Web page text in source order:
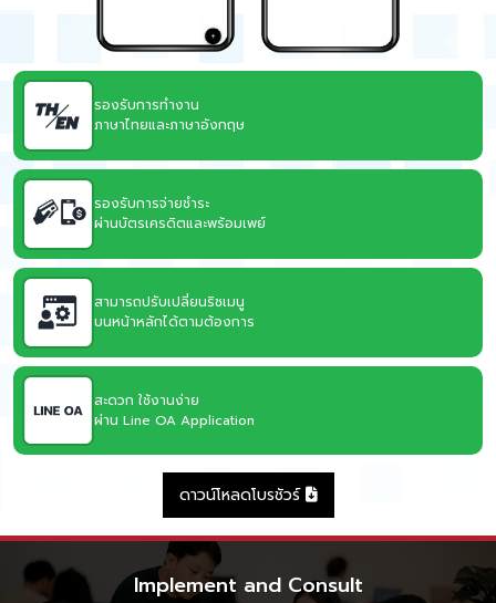
รองรับการทำงาน
ภาษาไทยและภาษาอังกฤษ
รองรับการจ่ายชำระ
ผ่านบัตรเครดิตและพร้อมเพย์
สามารถปรับเปลี่ยนริชเมนู
บนหน้าหลักได้ตามต้องการ
สะดวก ใช้งานง่าย
ผ่าน Line OA Application
ดาวน์โหลดโบรชัวร์
Implement and Consult